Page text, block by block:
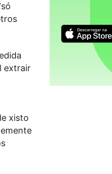
extrair
xisto